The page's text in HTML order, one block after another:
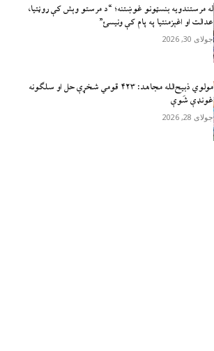
له مرستندویه بنسټونو غوښتنه؛ “د مرستو وېش کې روڼتیا،
عدالت او اغېزمنتیا په پام کې ونیسئ”
جولای 30, 2026
مولوي ذبيح‌الله مجاهد: ۴۲۳ قومي شخړې حل او سلګونه
غونډې شَوې
جولای 28, 2026